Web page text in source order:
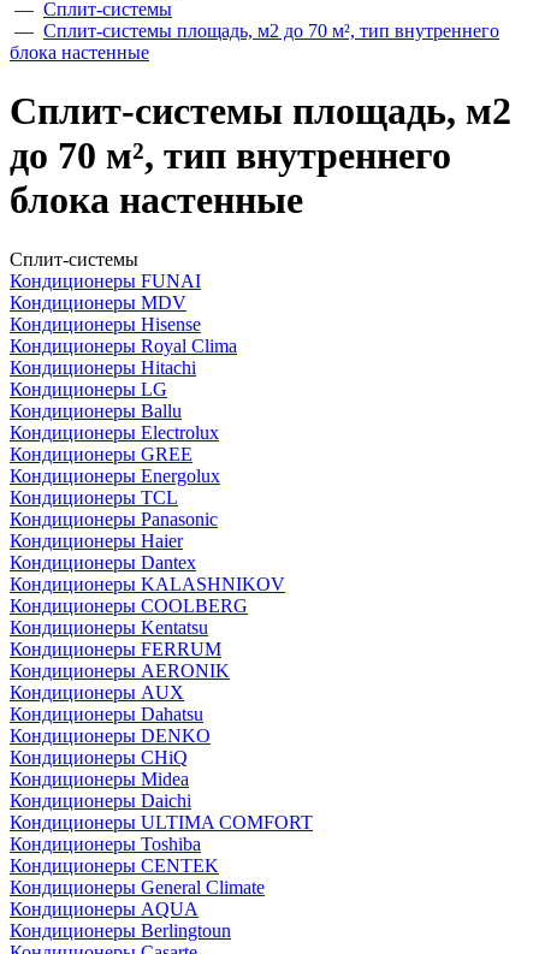
— Сплит-системы
— Сплит-системы площадь, м2 до 70 м², тип внутреннего
блока настенные
Сплит-системы площадь, м2
до 70 м², тип внутреннего
блока настенные
Сплит-системы
Кондиционеры FUNAI
Кондиционеры MDV
Кондиционеры Hisense
Кондиционеры Royal Clima
Кондиционеры Hitachi
Кондиционеры LG
Кондиционеры Ballu
Кондиционеры Electrolux
Кондиционеры GREE
Кондиционеры Energolux
Кондиционеры TCL
Кондиционеры Panasonic
Кондиционеры Haier
Кондиционеры Dantex
Кондиционеры KALASHNIKOV
Кондиционеры СOOLBERG
Кондиционеры Kentatsu
Кондиционеры FERRUM
Кондиционеры AERONIK
Кондиционеры AUX
Кондиционеры Dahatsu
Кондиционеры DENKO
Кондиционеры CHiQ
Кондиционеры Midea
Кондиционеры Daichi
Кондиционеры ULTIMA COMFORT
Кондиционеры Toshiba
Кондиционеры CENTEK
Кондиционеры General Climate
Кондиционеры AQUA
Кондиционеры Berlingtoun